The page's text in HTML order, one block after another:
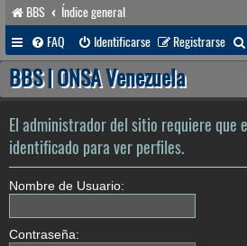
BBS
Índice general
FAQ
Identificarse Registrarse
BBS | ONSA Venezuela
El administrador del sitio requiere que
identificado para ver perfiles.
Nombre de Usuario:
Contraseña: